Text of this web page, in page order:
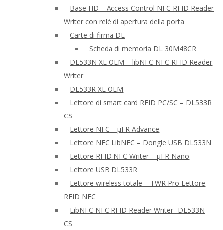
Base HD – Access Control NFC RFID Reader
Writer con relè di apertura della porta
Carte di firma DL
Scheda di memoria DL 30M48CR
DL533N XL OEM – libNFC NFC RFID Reader
Writer
DL533R XL OEM
Lettore di smart card RFID PC/SC – DL533R
CS
Lettore NFC – μFR Advance
Lettore NFC LibNFC – Dongle USB DL533N
Lettore RFID NFC Writer – μFR Nano
Lettore USB DL533R
Lettore wireless totale – TWR Pro Lettore
RFID NFC
LibNFC NFC RFID Reader Writer- DL533N
CS